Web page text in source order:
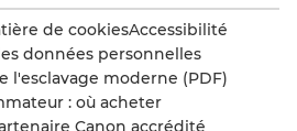
de cookiesAccessibilité
données personnelles
l'esclavage moderne (PDF)
: où acheter
Canon accrédité